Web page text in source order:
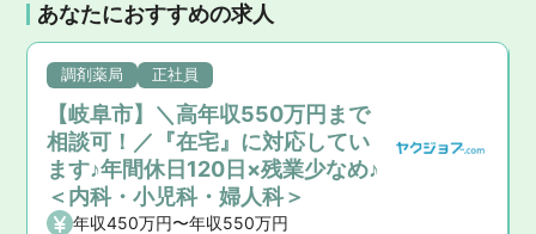
あなたにおすすめの求人
調剤薬局 正社員
【岐阜市】＼高年収550万円まで
相談可！／『在宅』に対応してい
ます♪年間休日120日×残業少なめ♪
＜内科・小児科・婦人科＞
年収450万円〜年収550万円